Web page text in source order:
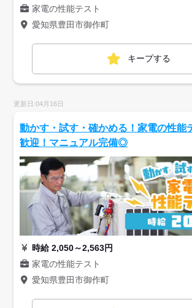
家電の性能テスト
愛知県豊田市御作町
キープする
更新日:04月16日
動かす・試す・確かめる！家電の性能
歓迎！マニュアル完備◎
時給 2,050～2,563円
家電の性能テスト
愛知県豊田市御作町